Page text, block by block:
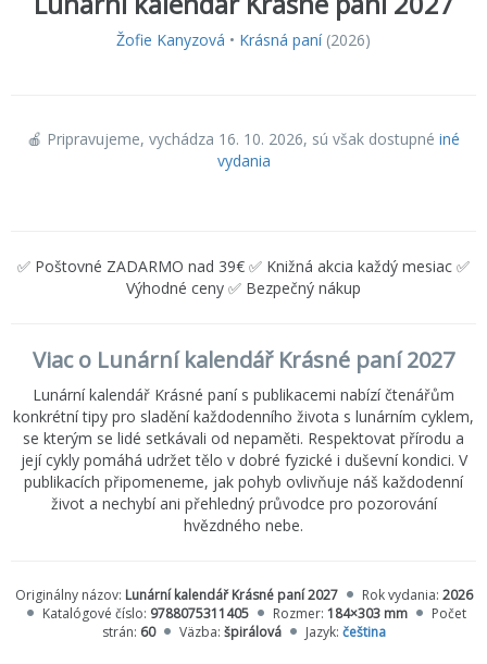
Žofie Kanyzová • Krásná paní(2026)
🍎 Pripravujeme, vychádza 16. 10. 2026, sú však dostupné iné
vydania
✅ Poštovné ZADARMO nad 39€ ✅ Knižná akcia každý mesiac ✅
Výhodné ceny ✅ Bezpečný nákup
Viac o Lunární kalendář Krásné paní 2027
Lunární kalendář Krásné paní s publikacemi nabízí čtenářům
konkrétní tipy pro sladění každodenního života s lunárním cyklem,
se kterým se lidé setkávali od nepaměti. Respektovat přírodu a
její cykly pomáhá udržet tělo v dobré fyzické i duševní kondici. V
publikacích připomeneme, jak pohyb ovlivňuje náš každodenní
život a nechybí ani přehledný průvodce pro pozorování
hvězdného nebe.
Originálny názov: Lunární kalendář Krásné paní 2027 Rok vydania: 2026
Katalógové číslo: 9788075311405 Rozmer: 184×303 mm
Počet
strán: 60 Väzba: špirálová Jazyk: čeština